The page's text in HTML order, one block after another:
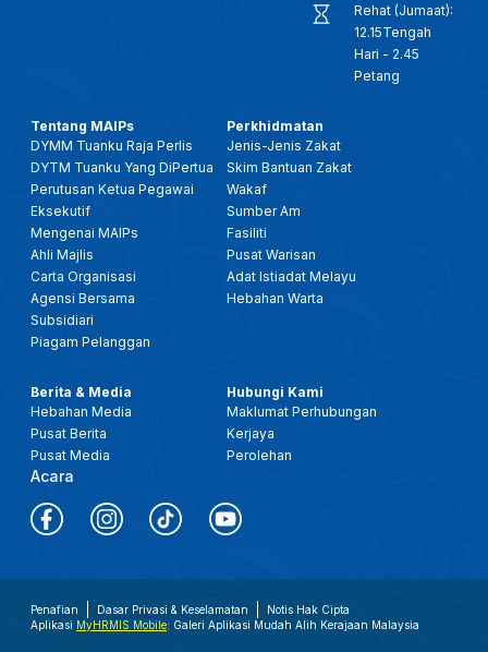
Rehat (Jumaat):
12.15Tengah
Hari - 2.45
Petang
Tentang MAIPs
DYMM Tuanku Raja Perlis
DYTM Tuanku Yang DiPertua
Perutusan Ketua Pegawai
Eksekutif
Mengenai MAIPs
Ahli Majlis
Carta Organisasi
Agensi Bersama
Subsidiari
Piagam Pelanggan
Perkhidmatan
Jenis-Jenis Zakat
Skim Bantuan Zakat
Wakaf
Sumber Am
Fasiliti
Pusat Warisan
Adat Istiadat Melayu
Hebahan Warta
Berita & Media
Hebahan Media
Pusat Berita
Pusat Media
Acara
Hubungi Kami
Maklumat Perhubungan
Kerjaya
Perolehan
Penafian Dasar Privasi & Keselamatan
Notis Hak Cipta
Aplikasi MyHRMIS Mobile: Galeri Aplikasi Mudah Alih Kerajaan Malaysia